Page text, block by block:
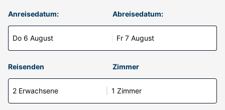
Anreisedatum:
Do 6 August
Abreisedatum:
Fr 7 August
Reisenden Zimmer
2 Erwachsene 1 Zimmer